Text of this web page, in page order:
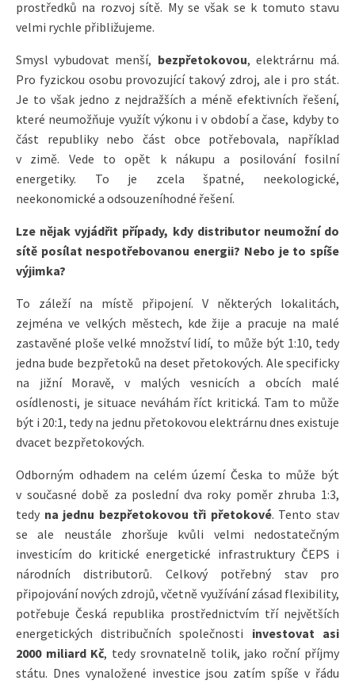
prostředků na rozvoj sítě. My se však se k tomuto stavu
velmi rychle přibližujeme.
Smysl vybudovat menší, bezpřetokovou, elektrárnu má.
Pro fyzickou osobu provozující takový zdroj, ale i pro stát.
Je to však jedno z nejdražších a méně efektivních řešení,
které neumožňuje využít výkonu i v období a čase, kdyby to
část republiky nebo část obce potřebovala, například
v zimě. Vede to opět k nákupu a posilování fosilní
energetiky. To je zcela špatné, neekologické,
neekonomické a odsouzeníhodné řešení.
Lze nějak vyjádřit případy, kdy distributor neumožní do
sítě posílat nespotřebovanou energii? Nebo je to spíše
výjimka?
To záleží na místě připojení. V některých lokalitách,
zejména ve velkých městech, kde žije a pracuje na malé
zastavěné ploše velké množství lidí, to může být 1:10, tedy
jedna bude bezpřetoků na deset přetokových. Ale specificky
na jižní Moravě, v malých vesnicích a obcích malé
osídlenosti, je situace neváhám říct kritická. Tam to může
být i 20:1, tedy na jednu přetokovou elektrárnu dnes existuje
dvacet bezpřetokových.
Odborným odhadem na celém území Česka to může být
v současné době za poslední dva roky poměr zhruba 1:3,
tedy na jednu bezpřetokovou tři přetokové. Tento stav
se ale neustále zhoršuje kvůli velmi nedostatečným
investicím do kritické energetické infrastruktury ČEPS i
národních distributorů. Celkový potřebný stav pro
připojování nových zdrojů, včetně využívání zásad flexibility,
potřebuje Česká republika prostřednictvím tří největších
energetických distribučních společnosti investovat asi
2000 miliard Kč, tedy srovnatelně tolik, jako roční příjmy
státu. Dnes vynaložené investice jsou zatím spíše v řádu